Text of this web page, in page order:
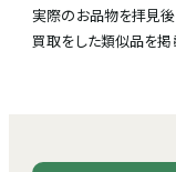
実際のお品物を拝見後
買取をした類似品を掲